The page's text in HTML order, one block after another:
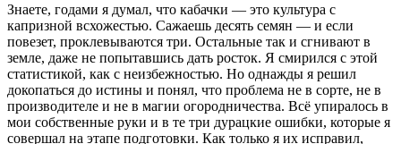
Знаете, годами я думал, что кабачки — это культура с
капризной всхожестью. Сажаешь десять семян — и если
повезет, проклевываются три. Остальные так и сгнивают в
земле, даже не попытавшись дать росток. Я смирился с этой
статистикой, как с неизбежностью. Но однажды я решил
докопаться до истины и понял, что проблема не в сорте, не в
производителе и не в магии огородничества. Всё упиралось в
мои собственные руки и в те три дурацкие ошибки, которые я
совершал на этапе подготовки. Как только я их исправил,